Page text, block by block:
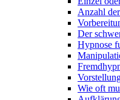
Anzahl
Der
Hypnose
Wie oft